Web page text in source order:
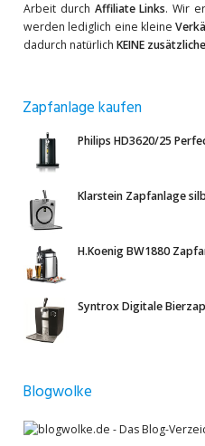
Arbeit durch Affiliate Links. Wir
werden lediglich eine kleine
dadurch natürlich KEINE
Zapfanlage kaufen
Philips HD3620/25
Klarstein Zapfanlage
H.Koenig BW1880
Syntrox Digitale
Blogwolke